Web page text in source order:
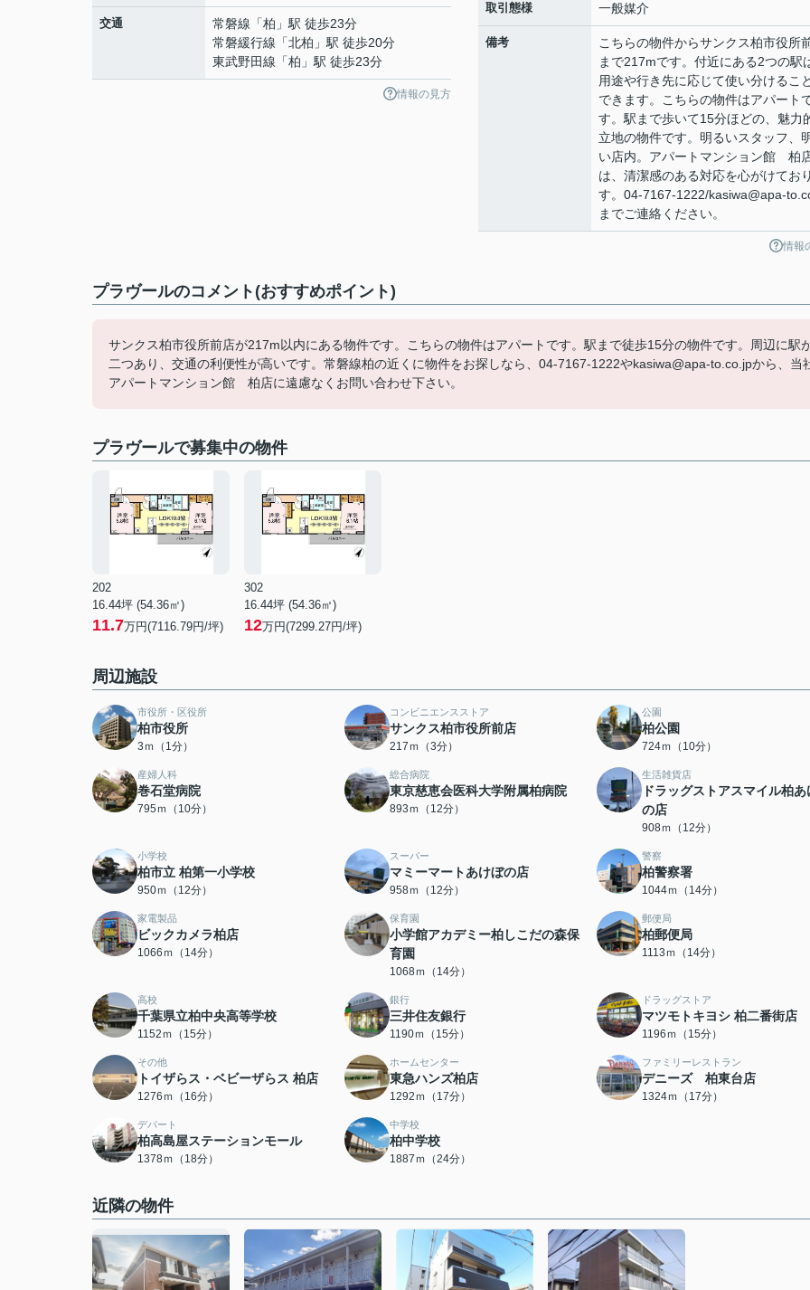
交通 常磐線 「柏 」駅 徒歩23分
常磐緩行線 「北柏 」駅 徒歩20分
東武野田線 「柏 」駅 徒歩23分
情報の見方
取引態様 一般媒介
備考
こちらの物件からサンクス柏市役所
まで217mです。付近にある2つの駅
用途や行き先に応じて使い分けるこ
できます。こちらの物件はアパート
す。駅まで歩いて15分ほどの、魅力
立地の物件です。明るいスタッフ、
い店内。アパートマンション館 柏
は、清潔感のある対応を心がけてお
す。04-7167-1222/kasiwa@apa-
までご連絡ください。
情報
プラヴールのコメント(おすすめポイント)
サンクス柏市役所前店が217m以内にある物件です。こちらの物件はアパートです。駅まで徒歩15分の物件です。周辺に駅
二つあり、交通の利便性が高いです。常磐線柏の近くに物件をお探しなら、04-7167-1222やkasiwa@apa-to.co.jpから、当
アパートマンション館 柏店に遠慮なくお問い合わせ下さい。
プラヴールで募集中の物件
202
16.44坪 (54.36㎡)
11.7万円(7116.79円/坪)
302
16.44坪 (54.36㎡)
12万円(7299.27円/坪)
周辺施設
市役所・区役所
柏市役所
3ｍ（1分）
コンビニエンスストア
サンクス柏市役所前店
217ｍ（3分）
公園
柏公園
724ｍ（10分）
産婦人科
巻石堂病院
795ｍ（10分）
総合病院
東京慈恵会医科大学附属柏病院
893ｍ（12分）
生活雑貨店
ドラッグストアスマイル柏あ
の店
908ｍ（12分）
小学校
柏市立 柏第一小学校
950ｍ（12分）
スーパー
マミーマートあけぼの店
958ｍ（12分）
警察
柏警察署
1044ｍ（14分）
家電製品
ビックカメラ柏店
1066ｍ（14分）
保育園
小学館アカデミー柏しこだの森保
育園
1068ｍ（14分）
郵便局
柏郵便局
1113ｍ（14分）
高校
千葉県立柏中央高等学校
1152ｍ（15分）
銀行
三井住友銀行
1190ｍ（15分）
ドラッグストア
マツモトキヨシ 柏二番街店
1196ｍ（15分）
その他
トイザらス・ベビーザらス 柏店
1276ｍ（16分）
ホームセンター
東急ハンズ柏店
1292ｍ（17分）
ファミリーレストラン
デニーズ 柏東台店
1324ｍ（17分）
デパート
柏高島屋ステーションモール
1378ｍ（18分）
中学校
柏中学校
1887ｍ（24分）
近隣の物件